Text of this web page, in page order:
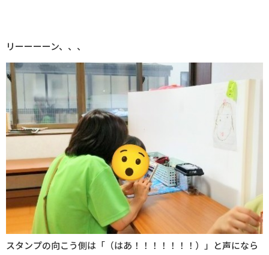
リーーーーン、、、
スタンプの向こう側は「（はあ！！！！！！！）」と声になら